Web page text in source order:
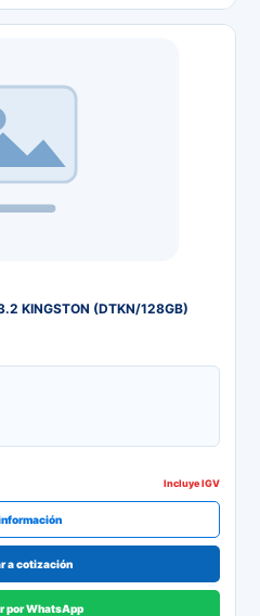
KINGSTON (DTKN/128GB)
Incluye IGV
a cotización
por WhatsApp